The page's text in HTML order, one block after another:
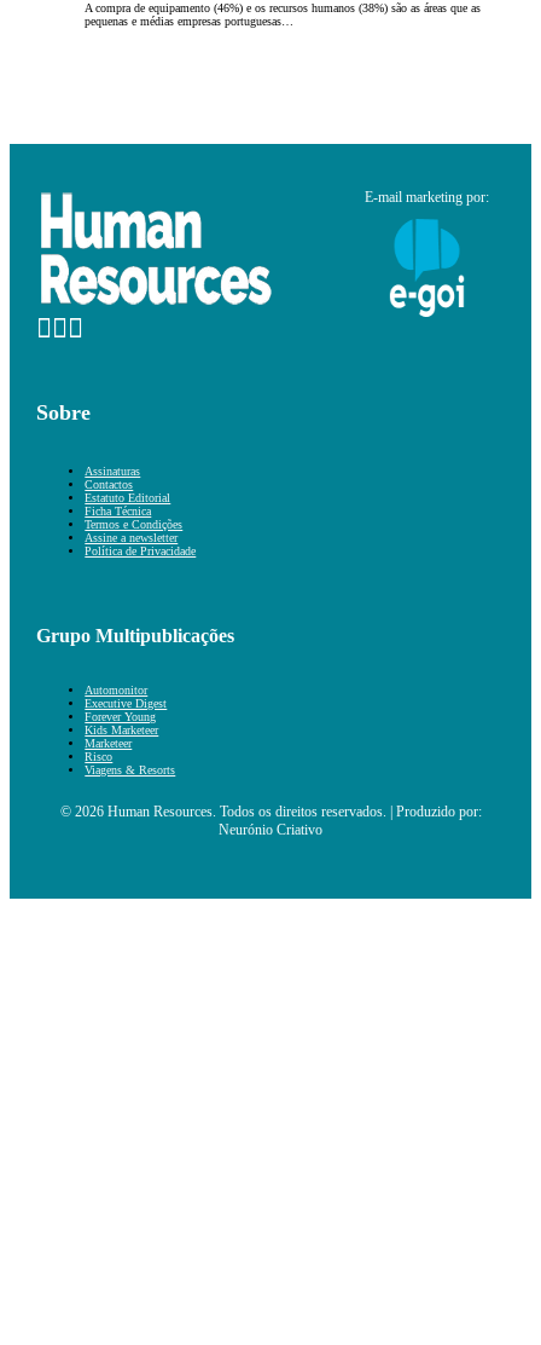
A compra de equipamento (46%) e os recursos humanos (38%) são as áreas que as
pequenas e médias empresas portuguesas…
E-mail marketing por:
Sobre
Assinaturas
Contactos
Estatuto Editorial
Ficha Técnica
Termos e Condições
Assine a newsletter
Política de Privacidade
Grupo Multipublicações
Automonitor
Executive Digest
Forever Young
Kids Marketeer
Marketeer
Risco
Viagens & Resorts
© 2026 Human Resources. Todos os direitos reservados. | Produzido por:
Neurónio Criativo